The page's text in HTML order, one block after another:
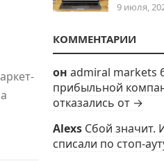
9 июля,
КОММЕНТАРИИ
он admiral markets
прибыльной
отказались от →
Alexs Сбой значит.
списали по стоп-